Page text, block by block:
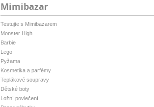
Mimibazar
Testujte s Mimibazarem
Monster High
Barbie
Lego
Pyžama
Kosmetika a parfémy
Teplákové soupravy
Dětské boty
Ložní povlečení